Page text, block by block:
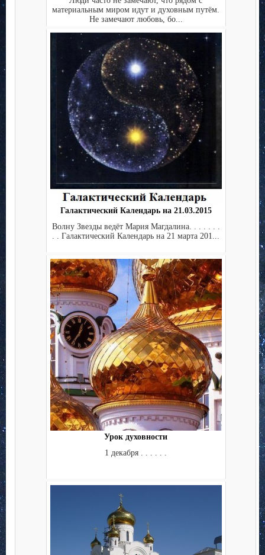
материальным миром идут и духовным путём.
Не замечают любовь, бо...
Галактический Календарь на 21.03.2015
Волну Звезды ведёт Мария Магдалина. . . . . . .
. . Галактический Календарь на 21 марта 201...
Урок духовности
1 декабря . . . . . .